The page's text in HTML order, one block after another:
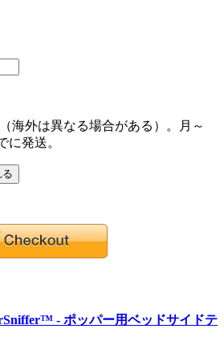
海外は異なる場合がある）。月～
に発送。
- ポッパー用ベッドサイドテ